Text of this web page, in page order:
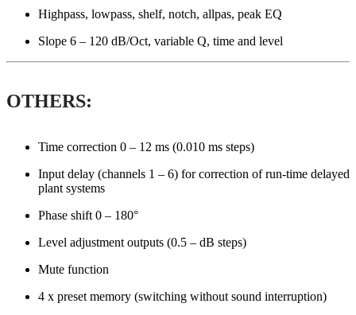
Highpass, lowpass, shelf, notch, allpas, peak EQ
Slope 6 – 120 dB/Oct, variable Q, time and level
OTHERS:
Time correction 0 – 12 ms (0.010 ms steps)
Input delay (channels 1 – 6) for correction of run-time delayed
plant systems
Phase shift 0 – 180°
Level adjustment outputs (0.5 – dB steps)
Mute function
4 x preset memory (switching without sound interruption)